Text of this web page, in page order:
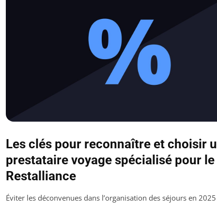
Les clés pour reconnaître et choisir
prestataire voyage spécialisé pour le
Restalliance
Éviter les déconvenues dans l’organisation des séjours en